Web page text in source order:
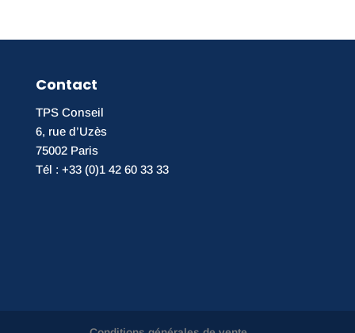
Contact
TPS Conseil
6, rue d’Uzès
75002 Paris
Tél : +33 (0)1 42 60 33 33